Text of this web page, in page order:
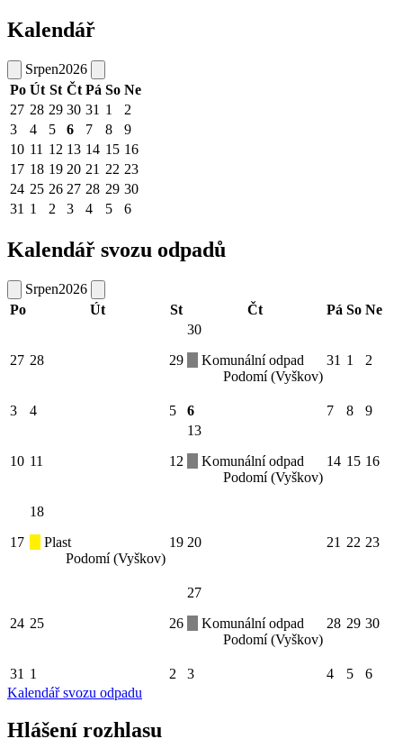
Kalendář
Srpen2026
Po Út St Čt Pá So Ne
27 28 29 30 31 1
2
3
4 5 6 7 8
9
10 11 12 13 14 15 16
17 18 19 20 21 22 23
24 25 26 27 28 29 30
31 1 2 3 4 5 6
Kalendář svozu odpadů
Srpen2026
Po
Út St Čt Pá So Ne
27 28 29
30
Komunální odpad
Podomí (Vyškov)
31 1 2
3 4 5 6 7 8 9
10 11 12
13
Komunální odpad
Podomí (Vyškov)
14 15 16
17
18
Plast
Podomí (Vyškov)
19 20 21 22 23
24 25 26
27
Komunální odpad
Podomí (Vyškov)
28 29 30
31 1 2 3 4 5
6
Kalendář svozu odpadu
Hlášení rozhlasu